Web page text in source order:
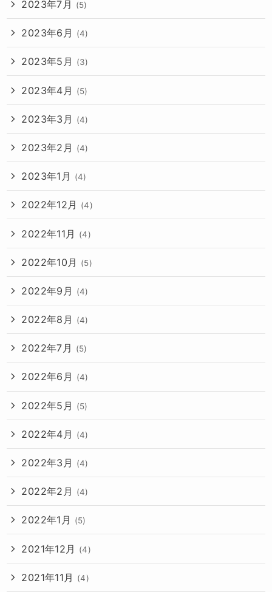
2023年7月 (5)
2023年6月 (4)
2023年5月 (3)
2023年4月 (5)
2023年3月 (4)
2023年2月 (4)
2023年1月 (4)
2022年12月 (4)
2022年11月 (4)
2022年10月 (5)
2022年9月 (4)
2022年8月 (4)
2022年7月 (5)
2022年6月 (4)
2022年5月 (5)
2022年4月 (4)
2022年3月 (4)
2022年2月 (4)
2022年1月 (5)
2021年12月 (4)
2021年11月 (4)